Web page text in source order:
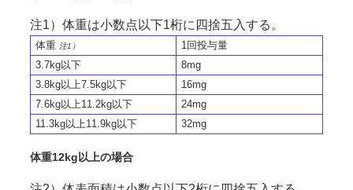
注1）体重は小数点以下1桁に四捨五入する。
体重 注1）
1回投与量
3.7kg以下
8mg
3.8kg以上7.5kg以下
16mg
7.6kg以上11.2kg以下
24mg
11.3kg以上11.9kg以下
32mg
体重12kg以上の場合